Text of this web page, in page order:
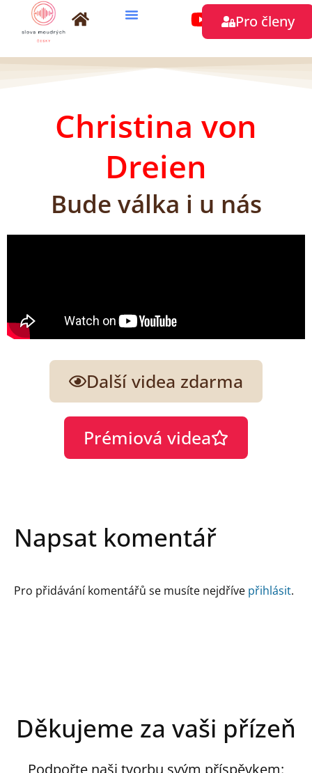
Přeskočit
Pro členy
Christina von
Dreien
Bude válka i u nás
Další videa zdarma
Prémiová videa
Napsat komentář
Pro přidávání komentářů se musíte nejdříve přihlásit.
Děkujeme za vaši přízeň